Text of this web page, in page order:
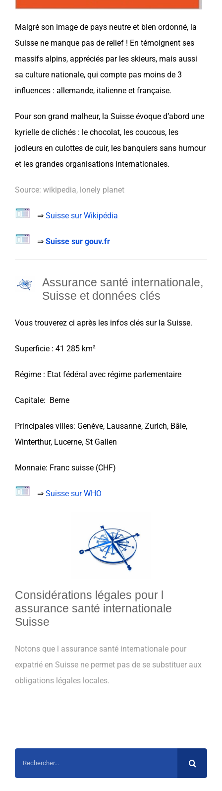
Malgré son image de pays neutre et bien ordonné, la
Suisse ne manque pas de relief ! En témoignent ses
massifs alpins, appréciés par les skieurs, mais aussi
sa culture nationale, qui compte pas moins de 3
influences : allemande, italienne et française.
Pour son grand malheur, la Suisse évoque d’abord une
kyrielle de clichés : le chocolat, les coucous, les
jodleurs en culottes de cuir, les banquiers sans humour
et les grandes organisations internationales.
Source: wikipedia, lonely planet
⇒ Suisse sur Wikipédia
⇒ Suisse sur gouv.fr
Assurance santé internationale,
Suisse et données clés
Vous trouverez ci après les infos clés sur la Suisse.
Superficie : 41 285 km²
Régime : Etat fédéral avec régime parlementaire
Capitale: Berne
Principales villes: Genève, Lausanne, Zurich, Bâle,
Winterthur, Lucerne, St Gallen
Monnaie: Franc suisse (CHF)
⇒ Suisse sur WHO
Considérations légales pour l
assurance santé internationale
Suisse
Notons que l assurance santé internationale pour
expatrié en Suisse ne permet pas de se substituer aux
obligations légales locales.